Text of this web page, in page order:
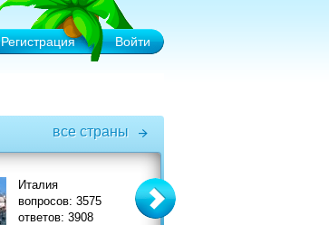
Регистрация Войти
все страны
Италия
вопросов: 3575
ответов: 3908